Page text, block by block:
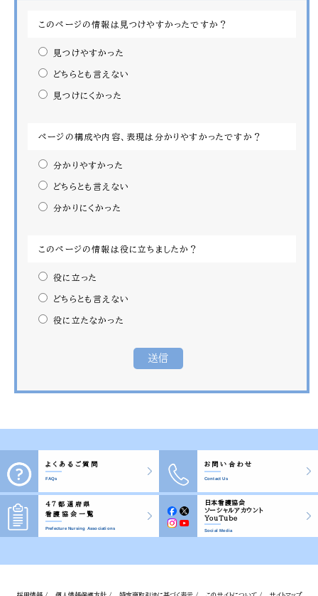
このページの情報は見つけやすかったですか？
見つけやすかった
どちらとも言えない
見つけにくかった
ページの構成や内容、表現は分かりやすかったですか？
分かりやすかった
どちらとも言えない
分かりにくかった
このページの情報は役に立ちましたか？
役に立った
どちらとも言えない
役に立たなかった
よくあるご質問
FAQs
お問い合わせ
Contact Us
47都道府県
看護協会一覧
Prefecture Nursing Associations
日本看護協会
ソーシャルアカウント
YouTube
Social Media
採用情報 / 個人情報保護方針 / 特定商取引法に基づく表示 / このサイトについて / サイトマップ